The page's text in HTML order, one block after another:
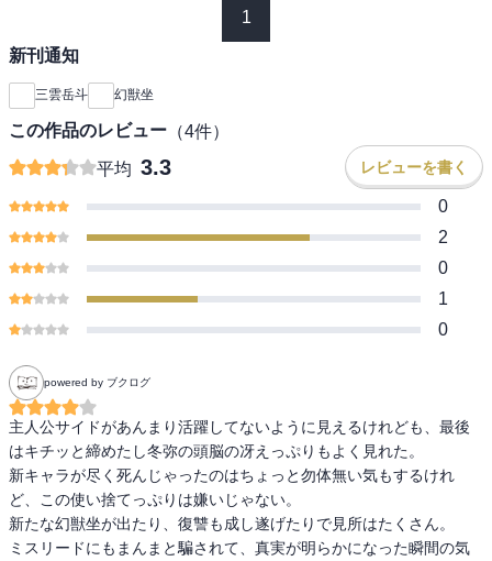
1
新刊通知
三雲岳斗 幻獣坐
この作品のレビュー （4件）
平均 3.3 レビューを書く
0
2
0
1
0
powered by ブクログ
主人公サイドがあんまり活躍してないように見えるけれども、最後
はキチッと締めたし冬弥の頭脳の冴えっぷりもよく見れた。
新キャラが尽く死んじゃったのはちょっと勿体無い気もするけれ
ど、この使い捨てっぷりは嫌いじゃない。
新たな幻獣坐が出たり、復讐も成し遂げたりで見所はたくさん。
ミスリードにもまんまと騙されて、真実が明らかになった瞬間の気